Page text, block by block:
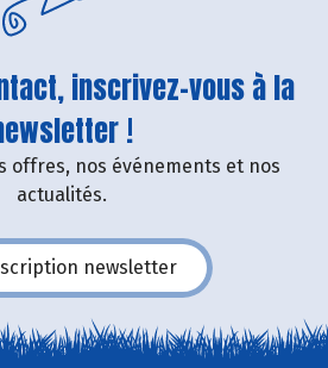
inscrivez-vous à la
!
offres, nos événements et nos
actualités.
newsletter